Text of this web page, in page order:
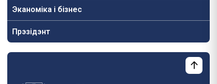
Эканоміка і бізнес
Прэзідэнт